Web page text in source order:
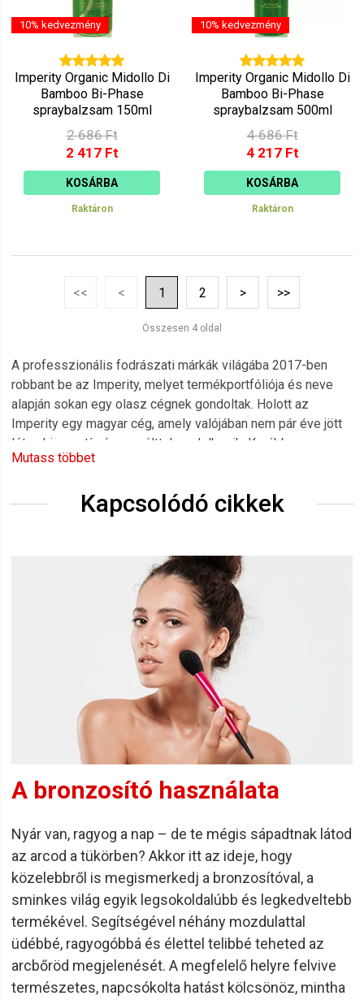
10% kedvezmény
Imperity Organic Midollo Di
Bamboo Bi-Phase
spraybalzsam 150ml
2 686 Ft
2 417 Ft
KOSÁRBA
Raktáron
10% kedvezmény
Imperity Organic Midollo Di
Bamboo Bi-Phase
spraybalzsam 500ml
4 686 Ft
4 217 Ft
KOSÁRBA
Raktáron
<< < 1 2 > >>
Összesen 4 oldal
A professzionális fodrászati márkák világába 2017-ben
robbant be az Imperity, melyet termékportfóliója és neve
alapján sokan egy olasz cégnek gondoltak. Holott az
Imperity egy magyar cég, amely valójában nem pár éve jött
létre, hiszen tíz éves múlttal rendelkezik. Korábban az
Imperity kizárólag nevében volt professzionális
elsősorban a lakosság volt az elsődleges célközönség.
2017-ben a márkát teljesen újra pozícionálták és már nem
csupán nevében volt professzionális termékké, hanem
kívül-belül azzá vált. A teljesen újragondolt, új formulával
rendelkező termékek vadonatúj csomagolásba kerültek.
Manapság az Imperity egyedülállónak számít a magyar
piacon. Ez az egyetlen olyan saját fejlesztésű magyar
márka hazánkban, amely mögött nem áll egy külföldi
multinacionális cég. A márka egyik legnagyobb előnye a
kiváló ár-érték arány. A kedvező ár nem azt jelenti, hogy az
Imperity termékek ne volnának jók, vagy esetleg
említettük, kiváló minőségű termékekről van szó.
kell egy rakás költséget megfizetni. Megfizethető és
minőségi termékek, amelyek így hamar a profi fodrászok
látókörébe kerültek.
Az Imperity nemzetközileg is híres márka, méghozzá
olyannyira, hogy az export nagyobb mértékű, mint a hazai
forgalmazás. A márka magyar, ugyanakkor a termékek
Olaszországban készülnek már a kezdetek óta. A termékek
Mutass többet
Kapcsolódó cikkek
A bronzosító használata
Nyár van, ragyog a nap – de te mégis sápadtnak látod
az arcod a tükörben? Akkor itt az ideje, hogy
közelebbről is megismerkedj a bronzosítóval, a
sminkes világ egyik legsokoldalúbb és legkedveltebb
termékével. Segítségével néhány mozdulattal
üdébbé, ragyogóbbá és élettel telibbé teheted az
arcbőröd megjelenését. A megfelelő helyre felvive
természetes, napcsókolta hatást kölcsönöz, mintha